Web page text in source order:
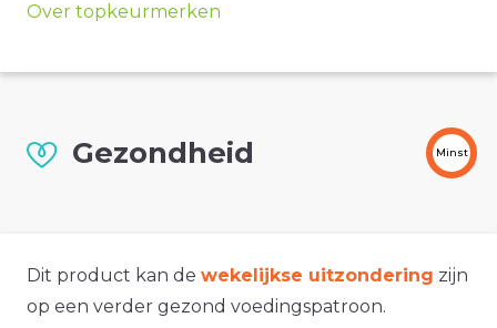
Over topkeurmerken
Gezondheid Minst
Dit product kan de wekelijkse uitzondering zijn
op een verder gezond voedingspatroon.